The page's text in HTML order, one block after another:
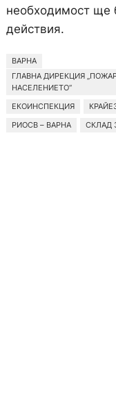
необходимост ще
действия.
ВАРНА
ГЛАВНА ДИРЕКЦИЯ
НАСЕЛЕНИЕТО“
ЕКОИНСПЕКЦИЯ
РИОСВ – ВАРНА
СКЛАД